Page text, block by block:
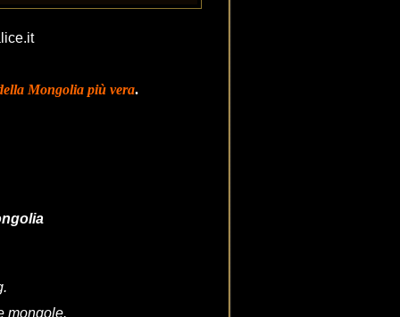
Mongolia più vera.
della Mongolia
mongole.